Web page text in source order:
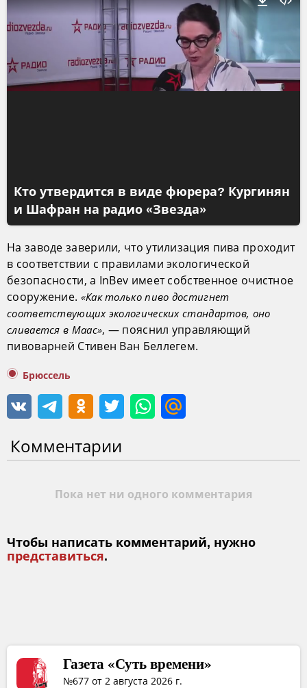
Кто утвердится в виде фюрера? Кургинян
и Шафран на радио «Звезда»
На заводе заверили, что утилизация пива проходит
в соответствии с правилами экологической
безопасности, а InBev имеет собственное очистное
сооружение. «Как только пиво достигнет
соответствующих экологических стандартов, оно
сливается в Маас», — пояснил управляющий
пивоварней Стивен Ван Беллегем.
Брюссель
Комментарии
Пока нет ни одного комментария
Чтобы написать комментарий, нужно
представиться.
Газета «Суть времени»
№677 от 2 августа 2026 г.